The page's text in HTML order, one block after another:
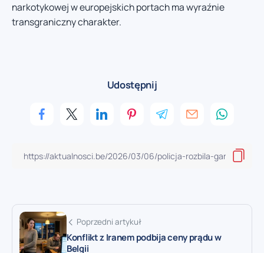
narkotykowej w europejskich portach ma wyraźnie
transgraniczny charakter.
Udostępnij
Poprzedni artykuł
Konflikt z Iranem podbija ceny prądu w
Belgii